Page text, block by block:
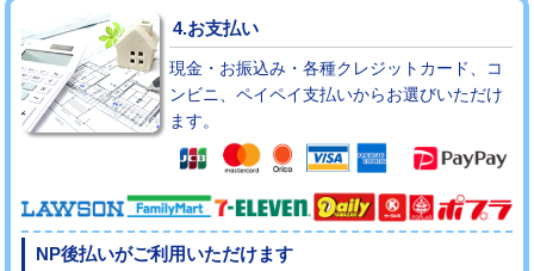
4.お支払い
現金・お振込み・各種クレジットカード、コ
ンビニ、ペイペイ支払いからお選びいただけ
ます。
NP後払いがご利用いただけます